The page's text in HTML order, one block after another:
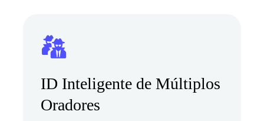
ID Inteligente de Múltiplos
Oradores